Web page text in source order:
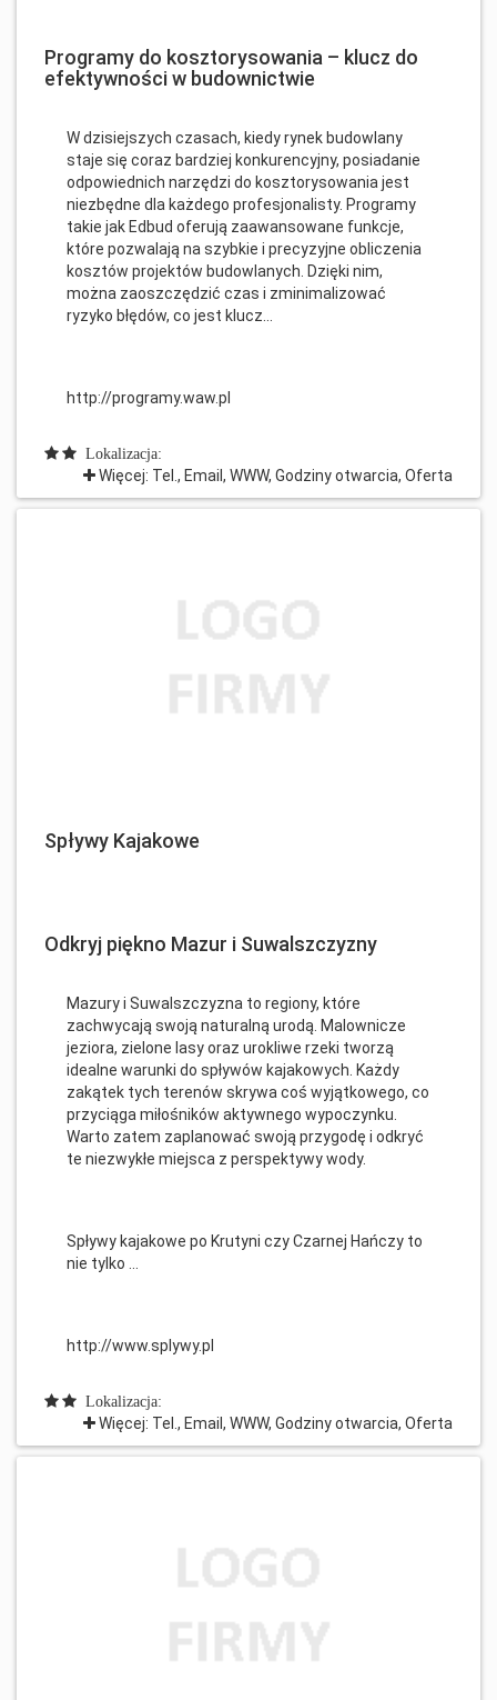
Programy do kosztorysowania – klucz do
efektywności w budownictwie
W dzisiejszych czasach, kiedy rynek budowlany
staje się coraz bardziej konkurencyjny, posiadanie
odpowiednich narzędzi do kosztorysowania jest
niezbędne dla każdego profesjonalisty. Programy
takie jak Edbud oferują zaawansowane funkcje,
które pozwalają na szybkie i precyzyjne obliczenia
kosztów projektów budowlanych. Dzięki nim,
można zaoszczędzić czas i zminimalizować
ryzyko błędów, co jest klucz...
http://programy.waw.pl
Lokalizacja:
Więcej: Tel., Email, WWW, Godziny otwarcia, Oferta
Spływy Kajakowe
Odkryj piękno Mazur i Suwalszczyzny
Mazury i Suwalszczyzna to regiony, które
zachwycają swoją naturalną urodą. Malownicze
jeziora, zielone lasy oraz urokliwe rzeki tworzą
idealne warunki do spływów kajakowych. Każdy
zakątek tych terenów skrywa coś wyjątkowego, co
przyciąga miłośników aktywnego wypoczynku.
Warto zatem zaplanować swoją przygodę i odkryć
te niezwykłe miejsca z perspektywy wody.
Spływy kajakowe po Krutyni czy Czarnej Hańczy to
nie tylko ...
http://www.splywy.pl
Lokalizacja:
Więcej: Tel., Email, WWW, Godziny otwarcia, Oferta